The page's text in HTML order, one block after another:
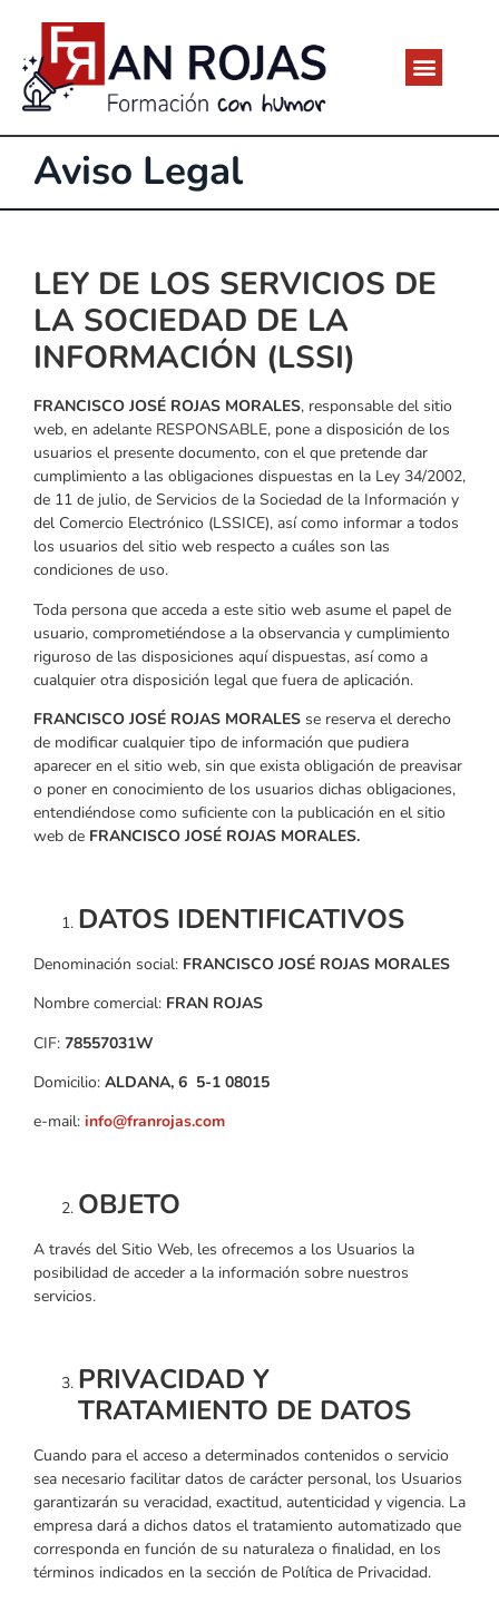
Aviso Legal
LEY DE LOS SERVICIOS DE
LA SOCIEDAD DE LA
INFORMACIÓN (LSSI)
FRANCISCO JOSÉ ROJAS MORALES, responsable del sitio
web, en adelante RESPONSABLE, pone a disposición de los
usuarios el presente documento, con el que pretende dar
cumplimiento a las obligaciones dispuestas en la Ley 34/2002,
de 11 de julio, de Servicios de la Sociedad de la Información y
del Comercio Electrónico (LSSICE), así como informar a todos
los usuarios del sitio web respecto a cuáles son las
condiciones de uso.
Toda persona que acceda a este sitio web asume el papel de
usuario, comprometiéndose a la observancia y cumplimiento
riguroso de las disposiciones aquí dispuestas, así como a
cualquier otra disposición legal que fuera de aplicación.
FRANCISCO JOSÉ ROJAS MORALES se reserva el derecho
de modificar cualquier tipo de información que pudiera
aparecer en el sitio web, sin que exista obligación de preavisar
o poner en conocimiento de los usuarios dichas obligaciones,
entendiéndose como suficiente con la publicación en el sitio
web de FRANCISCO JOSÉ ROJAS MORALES.
DATOS IDENTIFICATIVOS
Denominación social: FRANCISCO JOSÉ ROJAS MORALES
Nombre comercial: FRAN ROJAS
CIF: 78557031W
Domicilio: ALDANA, 6 5-1 08015
e-mail: info@franrojas.com
OBJETO
A través del Sitio Web, les ofrecemos a los Usuarios la
posibilidad de acceder a la información sobre nuestros
servicios.
PRIVACIDAD Y
TRATAMIENTO DE DATOS
Cuando para el acceso a determinados contenidos o servicio
sea necesario facilitar datos de carácter personal, los Usuarios
garantizarán su veracidad, exactitud, autenticidad y vigencia. La
empresa dará a dichos datos el tratamiento automatizado que
corresponda en función de su naturaleza o finalidad, en los
términos indicados en la sección de Política de Privacidad.